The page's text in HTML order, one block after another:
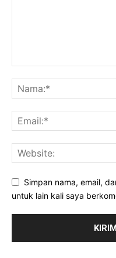
Simpan nama, email,
untuk lain kali saya